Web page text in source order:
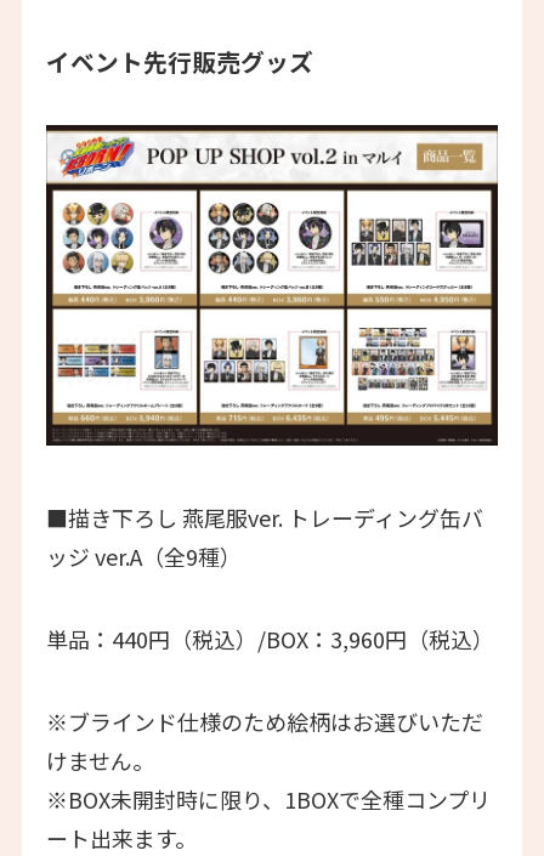
イベント先行販売グッズ
■描き下ろし 燕尾服ver. トレーディング缶バ
ッジ ver.A（全9種）
単品：440円（税込）/BOX：3,960円（税込）
※ブラインド仕様のため絵柄はお選びいただ
けません。
※BOX未開封時に限り、1BOXで全種コンプリ
ート出来ます。